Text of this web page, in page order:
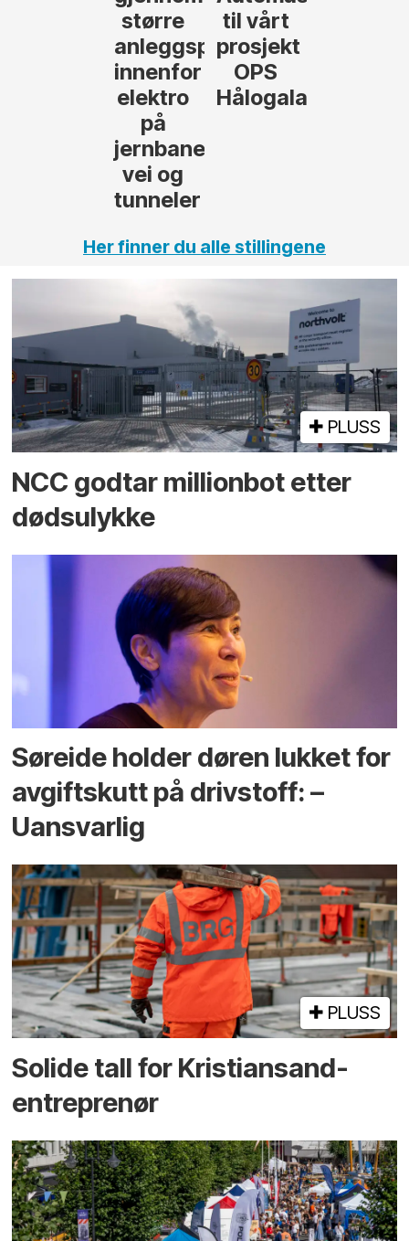
Hålogalandsvegen
Her finner du alle stillingene
PLUSS
NCC godtar millionbot etter
dødsulykke
Søreide holder døren lukket for
avgiftskutt på drivstoff: –
Uansvarlig
PLUSS
Solide tall for Kristiansand-
entreprenør